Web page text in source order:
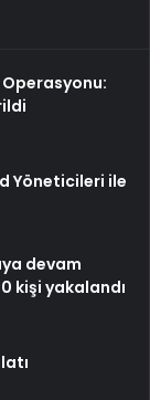
Yöneticileri ile
devam
kişi yakalandı